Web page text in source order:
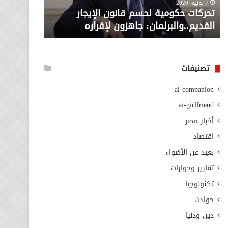
لإقراره
7 يوليو، 2020
تحركات حكومية لحسم قانون الإيجار
القديم..والبرلمان: جاهزون لإقراره
من
وزارة
الاجتماعي
تصنيفات
ai companion
ai-girlfriend
أخبار مصر
اقتصاد
بعيد عن الأضواء
تقارير وحوارات
تكنولوجيا
حوادث
دين ودنيا